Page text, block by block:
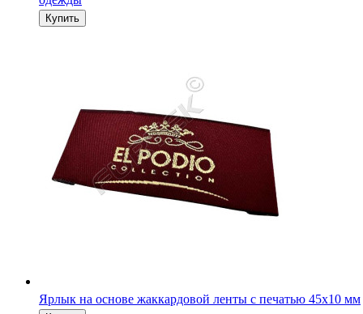
Ярлык на основе жаккардовой ленты с печатью 45х10 мм